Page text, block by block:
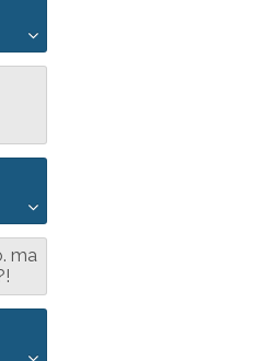
ma